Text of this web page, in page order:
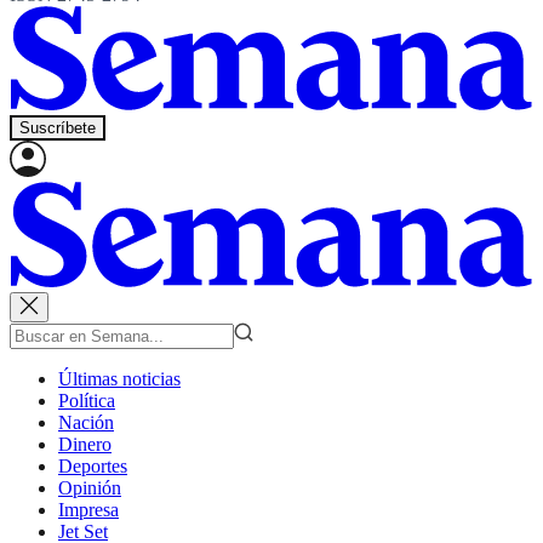
Suscríbete
Últimas noticias
Política
Nación
Dinero
Deportes
Opinión
Impresa
Jet Set